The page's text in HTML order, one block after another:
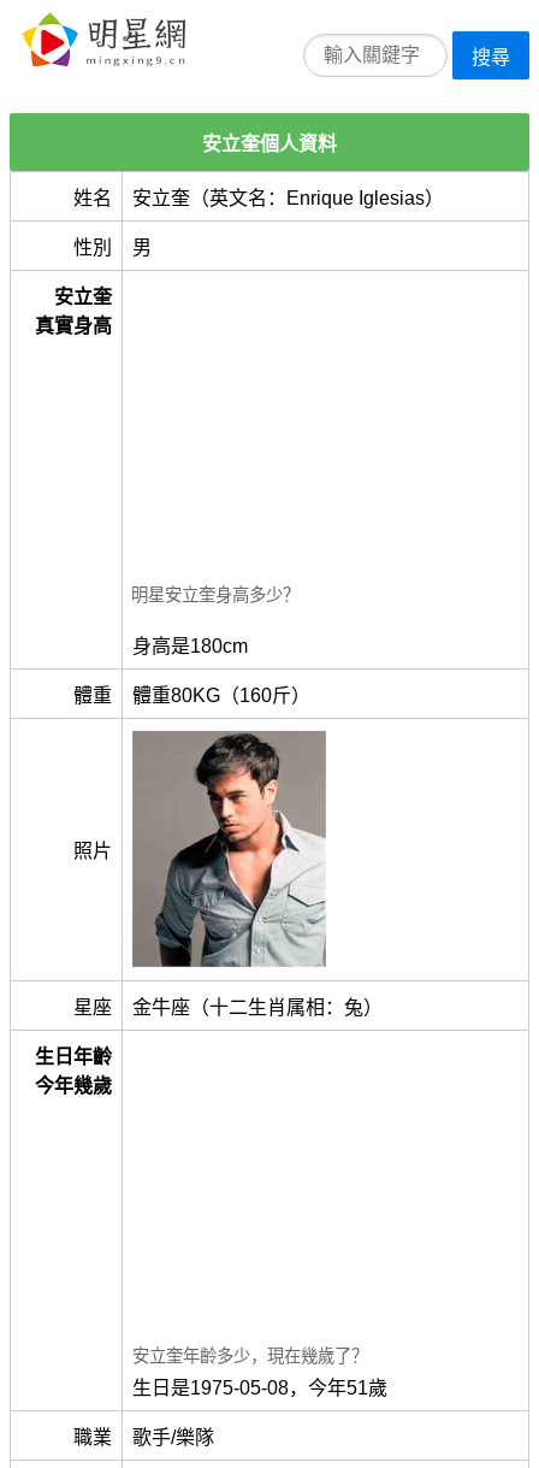
搜尋
安立奎個人資料
姓名 安立奎（英文名：Enrique Iglesias）
性別 男
安立奎
真實身高
明星安立奎身高多少？
身高是180cm
體重 體重80KG（160斤）
照片
星座 金牛座（十二生肖属相：兔）
生日年齡
今年幾歲
安立奎年齡多少，現在幾歲了？
生日是1975-05-08，今年51歲
職業 歌手/樂隊